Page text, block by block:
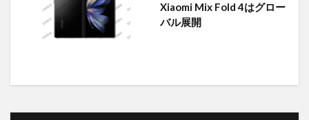
Xiaomi Mix Fold 4はグロー
バル展開